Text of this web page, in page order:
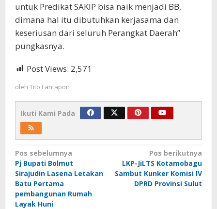
untuk Predikat SAKIP bisa naik menjadi BB,
dimana hal itu dibutuhkan kerjasama dan
keseriusan dari seluruh Perangkat Daerah”
pungkasnya.
Post Views: 2,571
oleh Tito Lantapon
Ikuti Kami Pada
Navigasi
pos
Pos sebelumnya
Pj Bupati Bolmut
Sirajudin Lasena Letakan
Batu Pertama
pembangunan Rumah
Layak Huni
Pos berikutnya
LKP-JiLTS Kotamobagu
Sambut Kunker Komisi IV
DPRD Provinsi Sulut